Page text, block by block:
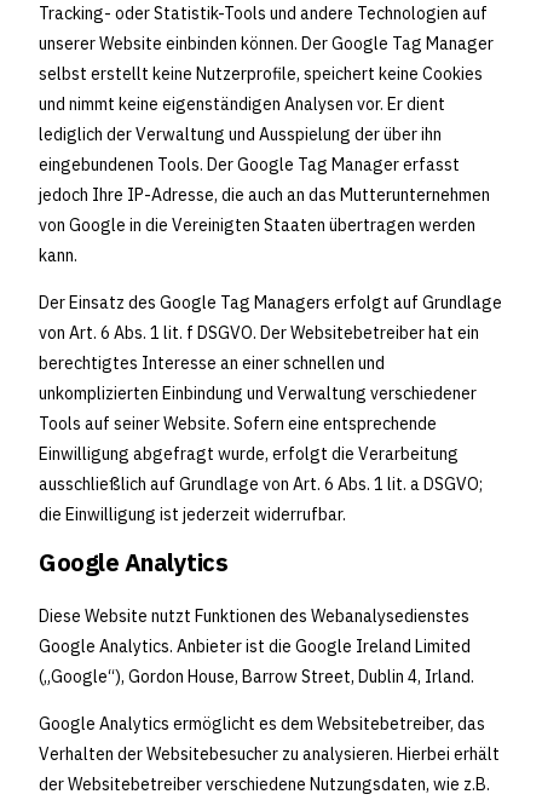
Tracking- oder Statistik-Tools und andere Technologien auf
unserer Website einbinden können. Der Google Tag Manager
selbst erstellt keine Nutzerprofile, speichert keine Cookies
und nimmt keine eigenständigen Analysen vor. Er dient
lediglich der Verwaltung und Ausspielung der über ihn
eingebundenen Tools. Der Google Tag Manager erfasst
jedoch Ihre IP-Adresse, die auch an das Mutterunternehmen
von Google in die Vereinigten Staaten übertragen werden
kann.
Der Einsatz des Google Tag Managers erfolgt auf Grundlage
von Art. 6 Abs. 1 lit. f DSGVO. Der Websitebetreiber hat ein
berechtigtes Interesse an einer schnellen und
unkomplizierten Einbindung und Verwaltung verschiedener
Tools auf seiner Website. Sofern eine entsprechende
Einwilligung abgefragt wurde, erfolgt die Verarbeitung
ausschließlich auf Grundlage von Art. 6 Abs. 1 lit. a DSGVO;
die Einwilligung ist jederzeit widerrufbar.
Google Analytics
Diese Website nutzt Funktionen des Webanalysedienstes
Google Analytics. Anbieter ist die Google Ireland Limited
(„Google“), Gordon House, Barrow Street, Dublin 4, Irland.
Google Analytics ermöglicht es dem Websitebetreiber, das
Verhalten der Websitebesucher zu analysieren. Hierbei erhält
der Websitebetreiber verschiedene Nutzungsdaten, wie z.B.